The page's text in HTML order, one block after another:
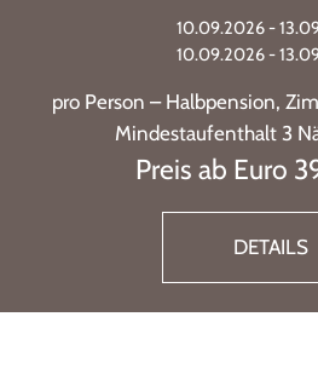
10.09.2026 -
10.09.2026 -
pro Person – Halbpension,
Mindestaufenthalt 3
Preis ab Euro
DETAILS